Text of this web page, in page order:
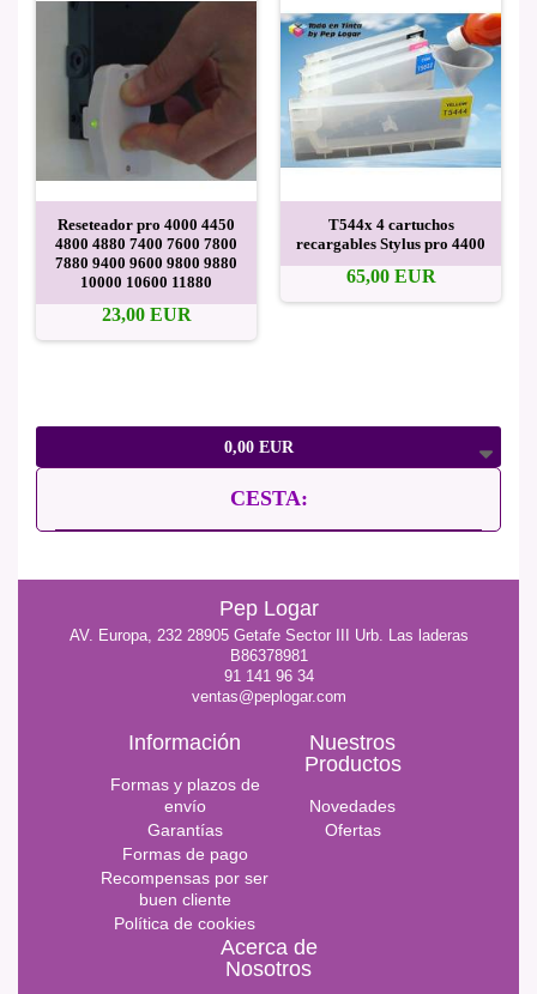
0,00 EUR
CESTA:
Reseteador pro 4000 4450
4800 4880 7400 7600 7800
7880 9400 9600 9800 9880
10000 10600 11880
23,00 EUR
T544x 4 cartuchos
recargables Stylus pro 4400
65,00 EUR
Pep Logar
AV. Europa, 232 28905 Getafe Sector III Urb. Las laderas
B86378981
91 141 96 34
ventas@peplogar.com
Información
Formas y plazos de
envío
Garantías
Formas de pago
Recompensas por ser
buen cliente
Política de cookies
Nuestros
Productos
Novedades
Ofertas
Acerca de
Nosotros